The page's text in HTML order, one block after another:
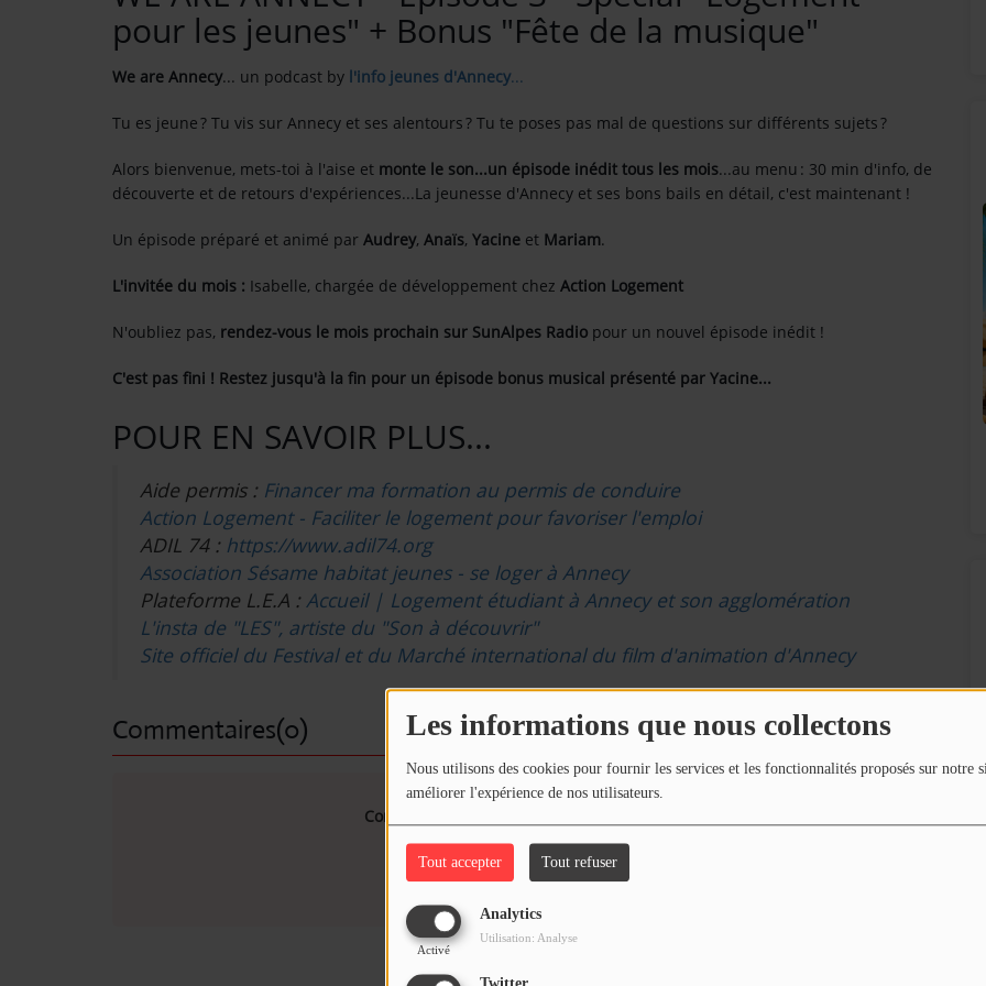
Les informations que nous collectons
Nous utilisons des cookies pour fournir les services et les fonctionnalités proposés sur notre
améliorer l'expérience de nos utilisateurs.
Tout accepter Tout refuser
Analytics
Activé
Utilisation: Analyse
ANIMATION RADIO
ANIMATION RADIO DÈS 9 ANS
FÊTEZ VOTRE ANNIVERSAIRE À
SUNALPES !
TEAM BUILDING RADIO
pour les jeunes" + Bonus "Fête de la musique"
We are Annecy... un podcast by l'info jeunes d'Annecy...
Tu es jeune ? Tu vis sur Annecy et ses alentours ? Tu te poses pas mal de questions sur différents sujets ?
Alors bienvenue, mets-toi à l'aise et monte le son...un épisode inédit tous les mois...au menu : 30 min d'info, de
découverte et de retours d'expériences...La jeunesse d'Annecy et ses bons bails en détail, c'est maintenant !
Un épisode préparé et animé par Audrey, Anaïs, Yacine et Mariam.
L'invitée du mois : Isabelle, chargée de développement chez Action Logement
N'oubliez pas, rendez-vous le mois prochain sur SunAlpes Radio pour un nouvel épisode inédit !
C'est pas fini ! Restez jusqu'à la fin pour un épisode bonus musical présenté par Yacine...
POUR EN SAVOIR PLUS...
Aide permis : Financer ma formation au permis de conduire
Action Logement - Faciliter le logement pour favoriser l'emploi
ADIL 74 : https://www.adil74.org
Association Sésame habitat jeunes - se loger à Annecy
Plateforme L.E.A : Accueil | Logement étudiant à Annecy et son agglomération
L'insta de "LES", artiste du "Son à découvrir"
Site officiel du Festival et du Marché international du film d'animation d'Annecy
Commentaires(0)
Connectez-vous pour commenter cet article
SE CONNECTER
mix reggae avec Retrouvez nos programmes en replay !
SUNALPES SUR VOS ENCEINTES BOSE !